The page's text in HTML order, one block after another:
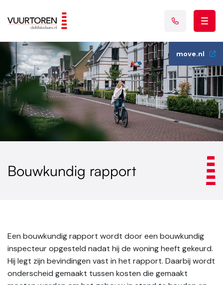
move.nl
Bouwkundig rapport
Een bouwkundig rapport wordt door een bouwkundig
inspecteur opgesteld nadat hij de woning heeft gekeurd.
Hij legt zijn bevindingen vast in het rapport. Daarbij wordt
onderscheid gemaakt tussen kosten die gemaakt